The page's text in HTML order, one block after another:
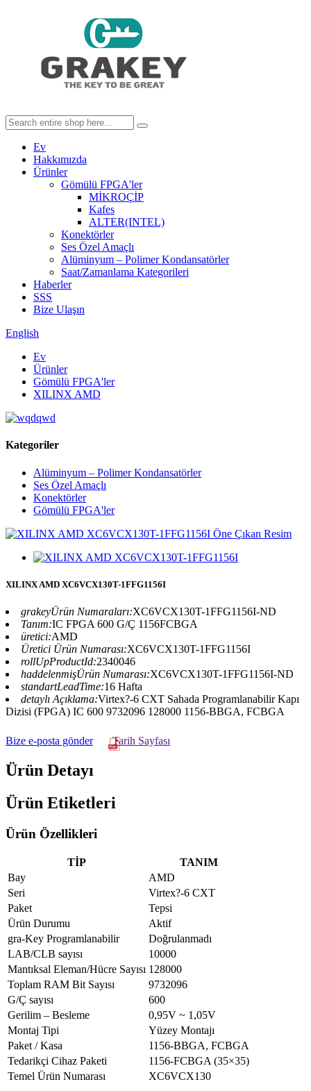
Ev
Hakkımızda
Ürünler
Gömülü FPGA'ler
MİKROÇİP
Kafes
ALTER(INTEL)
Konektörler
Ses Özel Amaçlı
Alüminyum – Polimer Kondansatörler
Saat/Zamanlama Kategorileri
Haberler
SSS
Bize Ulaşın
English
Ev
Ürünler
Gömülü FPGA'ler
XILINX AMD
Kategoriler
Alüminyum – Polimer Kondansatörler
Ses Özel Amaçlı
Konektörler
Gömülü FPGA'ler
XILINX AMD XC6VCX130T-1FFG1156I
grakeyÜrün Numaraları:XC6VCX130T-1FFG1156I-ND
Tanım:IC FPGA 600 G/Ç 1156FCBGA
üretici:AMD
Üretici Ürün Numarası:XC6VCX130T-1FFG1156I
rollUpProductId:2340046
haddelenmişÜrün Numarası:XC6VCX130T-1FFG1156I-ND
standartLeadTime:16 Hafta
detaylı Açıklama:Virtex?-6 CXT Sahada Programlanabilir Kapı
Dizisi (FPGA) IC 600 9732096 128000 1156-BBGA, FCBGA
Bize e-posta gönder Tarih Sayfası
Ürün Detayı
Ürün Etiketleri
Ürün Özellikleri
TİP
TANIM
Bay
AMD
Seri
Virtex?-6 CXT
Paket
Tepsi
Ürün Durumu
Aktif
gra-Key Programlanabilir
Doğrulanmadı
LAB/CLB sayısı
10000
Mantıksal Eleman/Hücre Sayısı 128000
Toplam RAM Bit Sayısı
9732096
G/Ç sayısı
600
Gerilim – Besleme
0,95V ~ 1,05V
Montaj Tipi
Yüzey Montajı
Paket / Kasa
1156-BBGA, FCBGA
Tedarikçi Cihaz Paketi
1156-FCBGA (35×35)
Temel Ürün Numarası
XC6VCX130